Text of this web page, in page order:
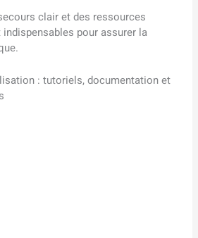
clair et des ressources
pour assurer la
: tutoriels, documentation et